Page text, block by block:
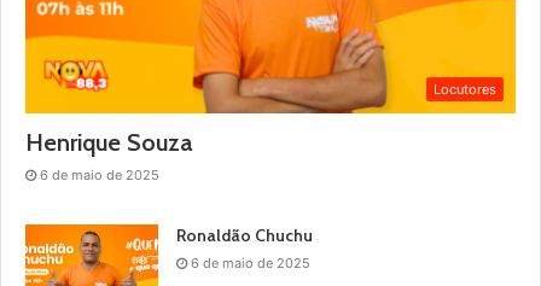
Locutores
Henrique Souza
6 de maio de 2025
Ronaldão Chuchu
6 de maio de 2025